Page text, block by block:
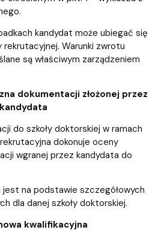
kandydat może ubiegać się
Warunki zwrotu
są właściwym zarządzeniem
dokumentacji złożonej przez
kandydata
do szkoły doktorskiej w ramach
dokonuje oceny
wgranej przez kandydata do
jest na podstawie szczegółowych
dla danej szkoły doktorskiej.
kwalifikacyjna